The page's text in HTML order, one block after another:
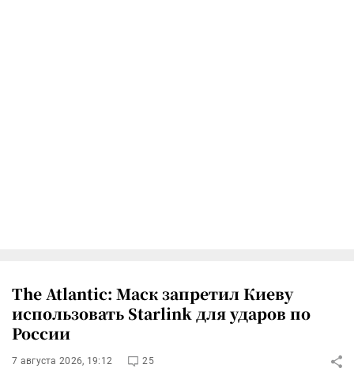
The Atlantic: Маск запретил Киеву
использовать Starlink для ударов по
России
7 августа 2026, 19:12 25